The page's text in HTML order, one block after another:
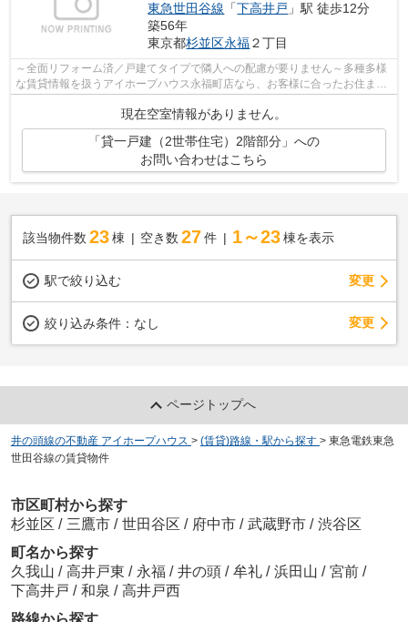
東急世田谷線 「下高井戸 」駅 徒歩12分
築56年
東京都杉並区永福２丁目
～全面リフォーム済／戸建てタイプで隣人への配慮が要りません～多種多様
な賃貸情報を扱うアイホープハウス永福町店なら、お客様に合ったお住まい
がきっと見つかります。お電話03-3327...
現在空室情報がありません。
「貸一戸建（2世帯住宅）2階部分」への
お問い合わせはこちら
該当物件数 23棟 空き数 27 件 1～23 棟を表示
駅で絞り込む 変更
絞り込み条件： なし 変更
ページトップへ
井の頭線の不動産 アイホープハウス > (賃貸)路線・駅から探す > 東急電鉄東急
世田谷線の賃貸物件
市区町村から探す
杉並区 / 三鷹市 / 世田谷区 / 府中市 / 武蔵野市 / 渋谷区
町名から探す
久我山 / 高井戸東 / 永福 / 井の頭 / 牟礼 / 浜田山 / 宮前 /
下高井戸 / 和泉 / 高井戸西
路線から探す